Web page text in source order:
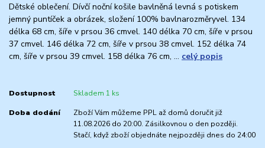
Dětské oblečení. Dívčí noční košile bavlněná levná s potiskem
jemný puntíček a obrázek, složení 100% bavlnarozměryvel. 134
délka 68 cm, šíře v prsou 36 cmvel. 140 délka 70 cm, šíře v prsou
37 cmvel. 146 délka 72 cm, šíře v prsou 38 cmvel. 152 délka 74
cm, šíře v prsou 39 cmvel. 158 délka 76 cm, ... celý popis
Dostupnost Skladem 1 ks
Doba dodání
Zboží Vám můžeme PPL až domů doručit již
11.08.2026 do 20:00. Zásilkovnou o den později.
Stačí, když zboží objednáte nejpozději dnes do 24:00